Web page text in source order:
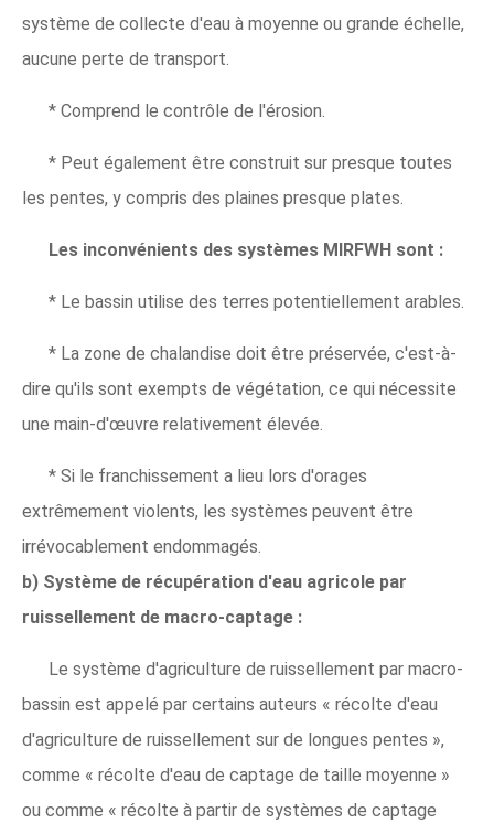
système de collecte d'eau à moyenne ou grande échelle,
aucune perte de transport.
* Comprend le contrôle de l'érosion.
* Peut également être construit sur presque toutes
les pentes, y compris des plaines presque plates.
Les inconvénients des systèmes MIRFWH sont :
* Le bassin utilise des terres potentiellement arables.
* La zone de chalandise doit être préservée, c'est-à-
dire qu'ils sont exempts de végétation, ce qui nécessite
une main-d'œuvre relativement élevée.
* Si le franchissement a lieu lors d'orages
extrêmement violents, les systèmes peuvent être
irrévocablement endommagés.
b) Système de récupération d'eau agricole par
ruissellement de macro-captage :
Le système d'agriculture de ruissellement par macro-
bassin est appelé par certains auteurs « récolte d'eau
d'agriculture de ruissellement sur de longues pentes »,
comme « récolte d'eau de captage de taille moyenne »
ou comme « récolte à partir de systèmes de captage